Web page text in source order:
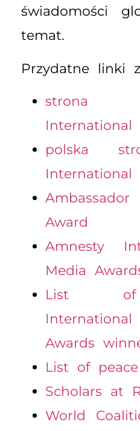
świadomości
temat.
Przydatne linki
strona
International
polska
International
Award
Amnesty
Media
List of
Awards
List of
Scholars at
World